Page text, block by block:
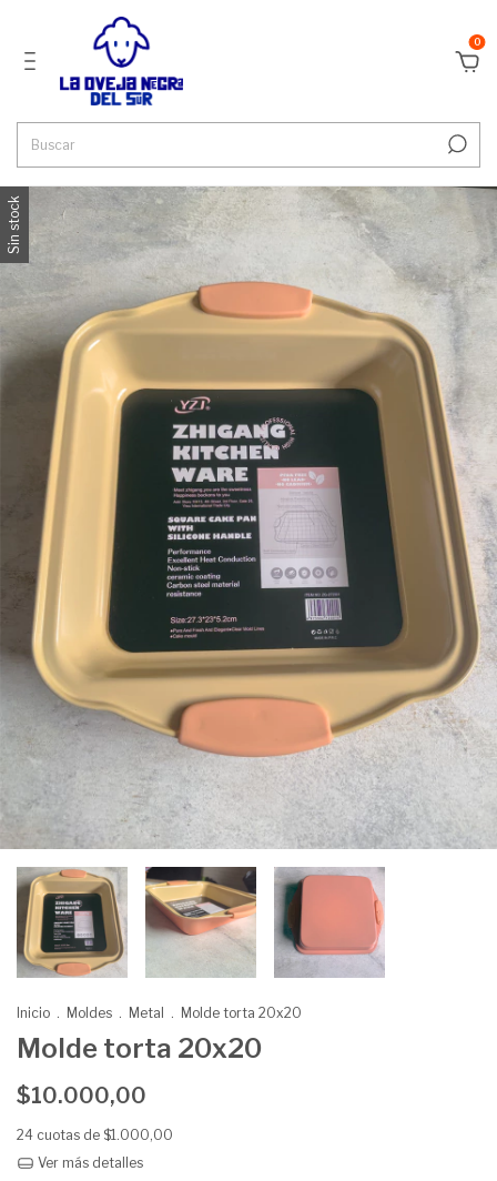
0
Sin stock
Inicio . Moldes . Metal . Molde torta 20x20
Molde torta 20x20
$10.000,00
24 cuotas de $1.000,00
Ver más detalles